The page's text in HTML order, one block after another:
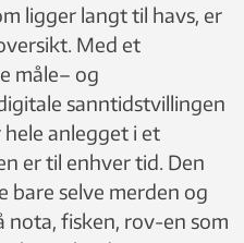
ligger langt til havs, er
Med et
måle– og
sanntidstvillingen
anlegget i et
er til enhver tid. Den
bare selve merden og
nota, fisken, rov-en som